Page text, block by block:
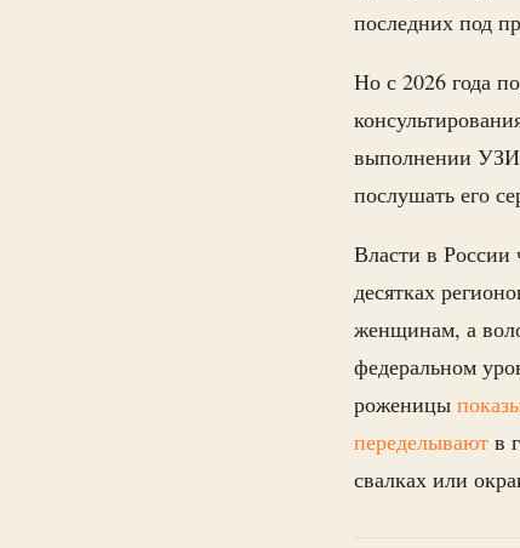
последних под
Но с 2026 года
выполнении УЗИ
послушать его
Власти в России
десятках
женщинам, а
федеральном
роженицы
переделывают в
свалках или